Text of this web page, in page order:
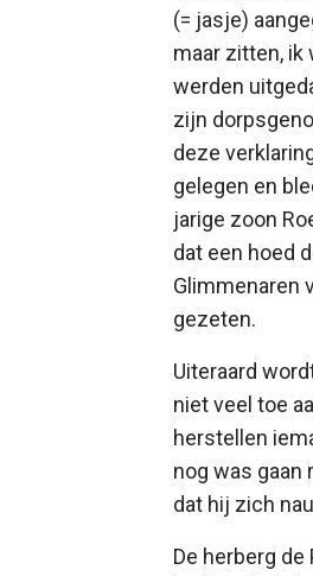
(= jasje)
maar zitten, ik
werden
zijn
deze
gelegen en
jarige zoon
dat een hoed
Glimmenaren
gezeten.
Uiteraard
niet veel toe
herstellen
nog was gaan
dat hij zich
De herberg